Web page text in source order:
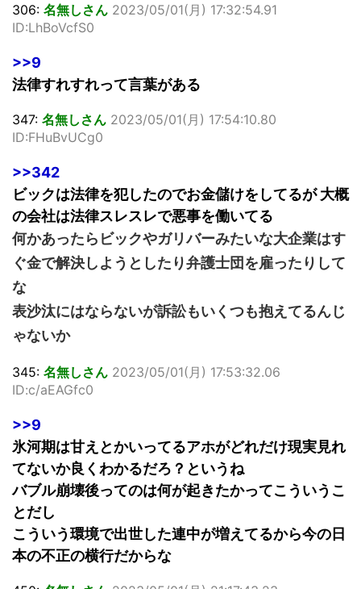
306: 名無しさん 2023/05/01(月) 17:32:54.91
ID:LhBoVcfS0
>>9
法律すれすれって言葉がある
347: 名無しさん 2023/05/01(月) 17:54:10.80
ID:FHuBvUCg0
>>342
ビックは法律を犯したのでお金儲けをしてるが 大概
の会社は法律スレスレで悪事を働いてる
何かあったらビックやガリバーみたいな大企業はす
ぐ金で解決しようとしたり弁護士団を雇ったりして
な
表沙汰にはならないが訴訟もいくつも抱えてるんじ
ゃないか
345: 名無しさん 2023/05/01(月) 17:53:32.06
ID:c/aEAGfc0
>>9
氷河期は甘えとかいってるアホがどれだけ現実見れ
てないか良くわかるだろ？というね
バブル崩壊後ってのは何が起きたかってこういうこ
とだし
こういう環境で出世した連中が増えてるから今の日
本の不正の横行だからな